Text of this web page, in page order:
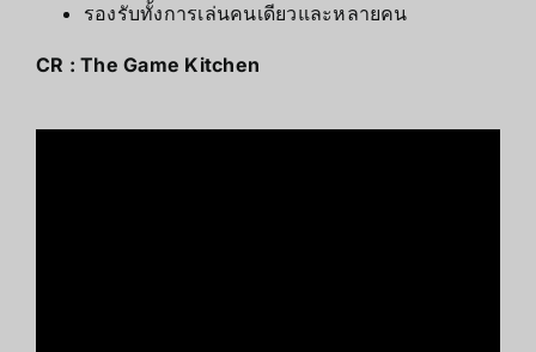
รองรับทั้งการเล่นคนเดียวและหลายคน
CR :The Game Kitchen